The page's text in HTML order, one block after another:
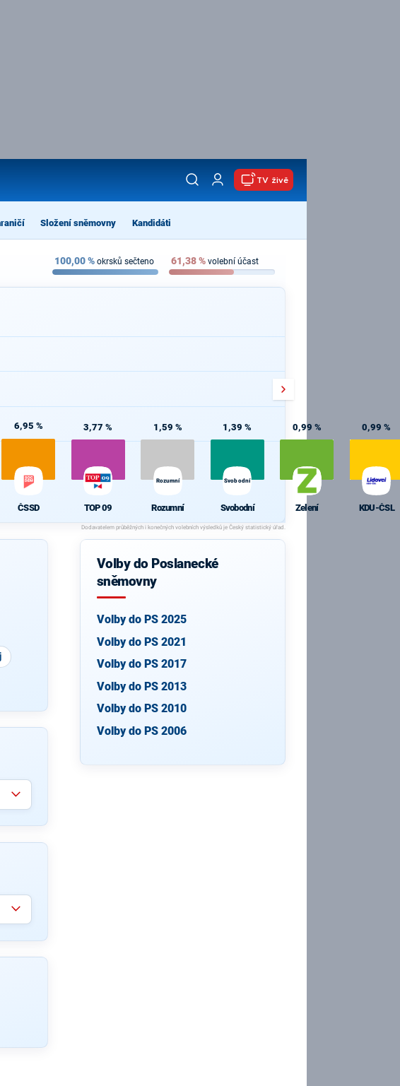
TV živě
Složení sněmovny Kandidáti
100,00% okrsků sečteno 61,38% volební účast
6,95 %
ČSSD
3,77 %
TOP 09
1,59 %
Rozumní
Rozumní
1,39 %
Svobodní
Svobodní
0,99 %
Zelení
0,99 %
KDU-ČSL
Volby do Poslanecké
sněmovny
Volby do PS 2025
Volby do PS 2021
Volby do PS 2017
Volby do PS 2013
Volby do PS 2010
Volby do PS 2006